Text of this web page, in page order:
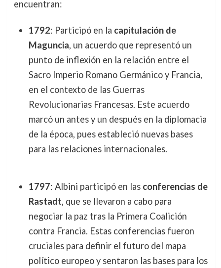
encuentran:
1792: Participó en la capitulación de
Maguncia, un acuerdo que representó un
punto de inflexión en la relación entre el
Sacro Imperio Romano Germánico y Francia,
en el contexto de las Guerras
Revolucionarias Francesas. Este acuerdo
marcó un antes y un después en la diplomacia
de la época, pues estableció nuevas bases
para las relaciones internacionales.
1797: Albini participó en las conferencias de
Rastadt, que se llevaron a cabo para
negociar la paz tras la Primera Coalición
contra Francia. Estas conferencias fueron
cruciales para definir el futuro del mapa
político europeo y sentaron las bases para los